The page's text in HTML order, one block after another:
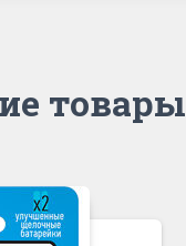
товары